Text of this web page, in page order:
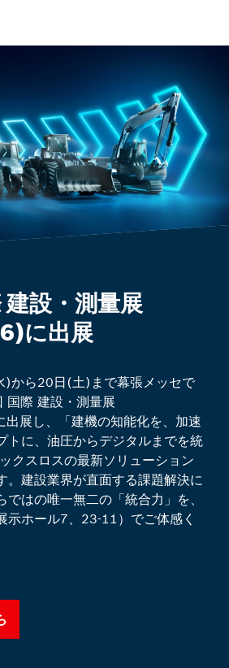
設・測量展
に出展
から20日(土)まで幕張メッセで
国際 建設・測量展
出展し、「建機の知能化を、加速
トに、油圧からデジタルまでを統
クスロスの最新ソリューション
。建設業界が直面する課題解決に
ではの唯一無二の「統合力」を、
示ホール7、23-11）でご体感く